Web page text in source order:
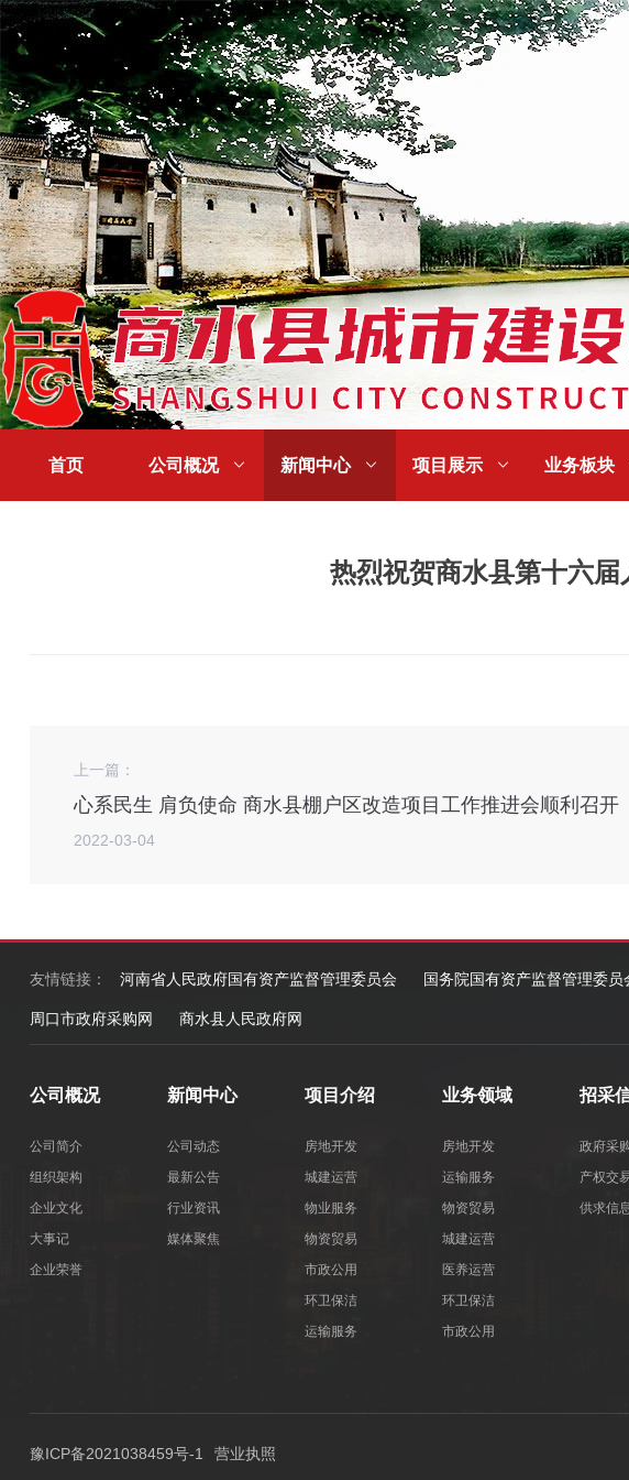
首页 公司概况  新闻中心  项目展示  业务板块
热烈祝贺商水县第十六
上一篇：
心系民生 肩负使命 商水县棚户区改造项目工作推进会顺利召开
2022-03-04
友情链接： 河南省人民政府国有资产监督管理委员会 国务院国有资产监督管理委员
周口市政府采购网 商水县人民政府网
公司概况
公司简介
组织架构
企业文化
大事记
企业荣誉
新闻中心
公司动态
最新公告
行业资讯
媒体聚焦
项目介绍
房地开发
城建运营
物业服务
物资贸易
市政公用
环卫保洁
运输服务
业务领域
房地开发
运输服务
物资贸易
城建运营
医养运营
环卫保洁
市政公用
招采
政府采
产权交
供求信
豫ICP备2021038459号-1 营业执照